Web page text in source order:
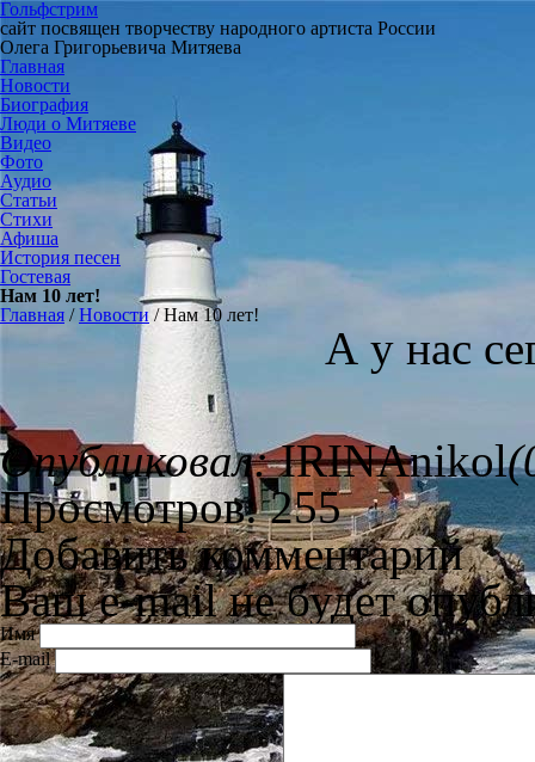
Гольфстрим
сайт посвящен творчеству народного артиста России
Олега Григорьевича Митяева
Главная
Новости
Биография
Люди о Митяеве
Видео
Фото
Аудио
Статьи
Стихи
Афиша
История песен
Гостевая
Нам 10 лет!
Главная /Новости /Нам 10 лет!
А у нас
Опубликовал:IRINAnikol
Просмотров: 255
Добавить комментарий
Ваш e-mail не будет
Имя
E-mail